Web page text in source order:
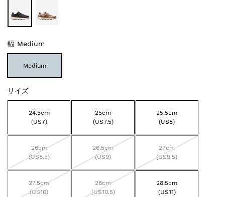
幅 Medium
Medium
サイズ
24.5cm
(US7)
25cm
(US7.5)
25.5cm
(US8)
26cm
(US8.5)
26.5cm
(US9)
27cm
(US9.5)
27.5cm
(US10)
28cm
(US10.5)
28.5cm
(US11)